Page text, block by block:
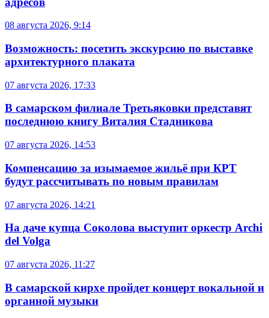
08 августа 2026, 9:14
Возможность: посетить экскурсию по выставке
архитектурного плаката
07 августа 2026, 17:33
В самарском филиале Третьяковки представят
последнюю книгу Виталия Стадникова
07 августа 2026, 14:53
Компенсацию за изымаемое жильё при КРТ
будут рассчитывать по новым правилам
07 августа 2026, 14:21
На даче купца Соколова выступит оркестр Archi
del Volga
07 августа 2026, 11:27
В самарской кирхе пройдет концерт вокальной и
органной музыки